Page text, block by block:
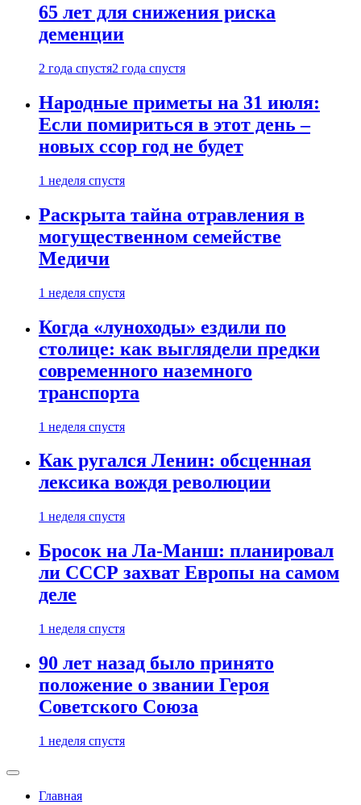
65 лет для снижения риска
деменции
2 года спустя2 года спустя
Народные приметы на 31 июля:
Если помириться в этот день –
новых ссор год не будет
1 неделя спустя
Раскрыта тайна отравления в
могущественном семействе
Медичи
1 неделя спустя
Когда «луноходы» ездили по
столице: как выглядели предки
современного наземного
транспорта
1 неделя спустя
Как ругался Ленин: обсценная
лексика вождя революции
1 неделя спустя
Бросок на Ла-Манш: планировал
ли СССР захват Европы на самом
деле
1 неделя спустя
90 лет назад было принято
положение о звании Героя
Советского Союза
1 неделя спустя
Главная